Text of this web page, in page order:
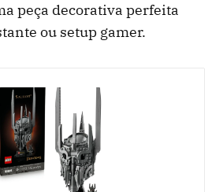
peça decorativa perfeita
ou setup gamer.